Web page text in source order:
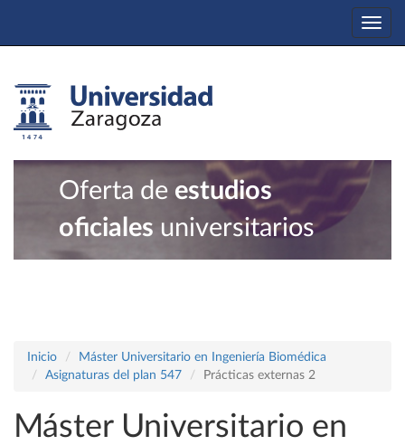
Oferta de estudios
oficiales universitarios
Inicio
Máster Universitario en Ingeniería Biomédica
Asignaturas del plan 547
Prácticas externas 2
Máster Universitario en